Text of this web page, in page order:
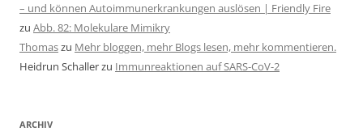
– und können Autoimmunerkrankungen auslösen | Friendly Fire
zu Abb. 82: Molekulare Mimikry
Thomaszu Mehr bloggen, mehr Blogs lesen, mehr kommentieren.
Heidrun Schallerzu Immunreaktionen auf SARS-CoV-2
ARCHIV